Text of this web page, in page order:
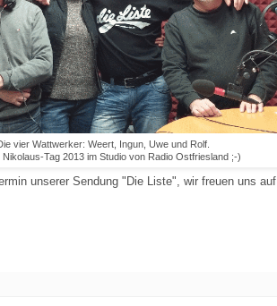
vier Wattwerker: Weert, Ingun, Uwe und Rolf.
Nikolaus-Tag 2013 im Studio von Radio Ostfriesland ;-)
unserer Sendung "Die Liste", wir freuen uns auf